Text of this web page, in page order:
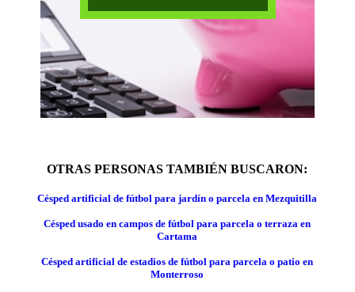
OTRAS PERSONAS TAMBIÉN BUSCARON:
Césped artificial de fútbol para jardín o parcela en Mezquitilla
Césped usado en campos de fútbol para parcela o terraza en
Cartama
Césped artificial de estadios de fútbol para parcela o patio en
Monterroso